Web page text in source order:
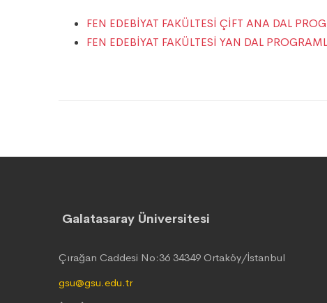
FEN EDEBİYAT FAKÜLTESİ ÇİFT ANA DAL
FEN EDEBİYAT FAKÜLTESİ YAN DAL
Galatasaray Üniversitesi
Çırağan Caddesi No:36 34349 Ortaköy/İstanbul
gsu@gsu.edu.tr